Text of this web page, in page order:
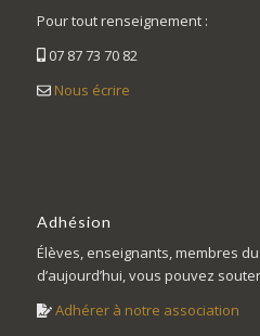
Pour tout renseignement :
07 87 73 70 82
Nous écrire
Adhésion
Élèves, enseignants, membres
d’aujourd’hui, vous pouvez
Adhérer à notre association